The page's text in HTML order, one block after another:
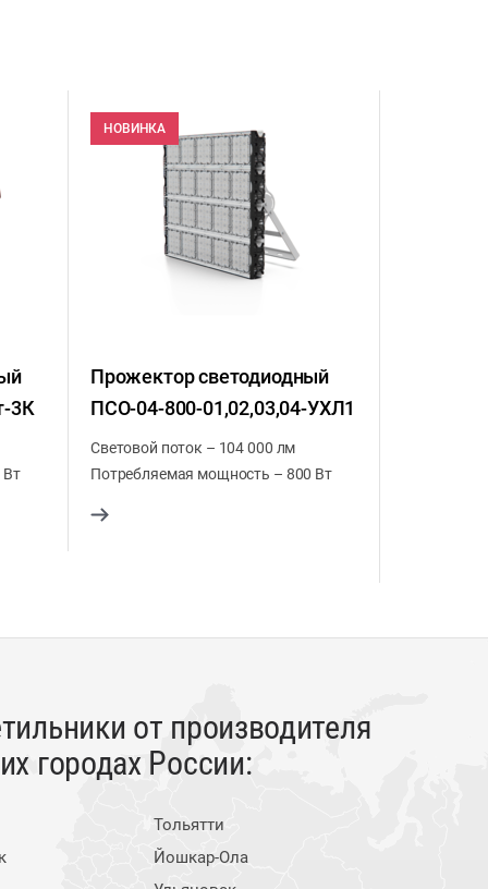
3К
Вт
НОВИНКА
Прожектор светодиодный
ПСО-04-800-01,02,03,04-УХЛ1
Световой поток – 104 000 лм
Потребляемая мощность – 800 Вт
от производителя
городах России:
Тольятти
Йошкар-Ола